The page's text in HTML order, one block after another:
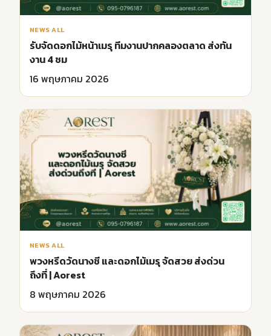
NEWS ALL
รับจัดดอกไม้หน้าเมรุ ทีมงานปากคลองตลาด ส่งทัน
งาน 4 ชม
16 พฤษภาคม 2026
NEWS ALL
พวงหรีดวัดนางชี และดอกไม้เมรุ จัดสวย ส่งด่วน
ถึงที่ | Aorest
8 พฤษภาคม 2026